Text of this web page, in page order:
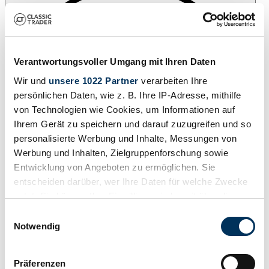
Verantwortungsvoller Umgang mit Ihren Daten
Wir und unsere 1022 Partner verarbeiten Ihre
persönlichen Daten, wie z. B. Ihre IP-Adresse, mithilfe
von Technologien wie Cookies, um Informationen auf
Ihrem Gerät zu speichern und darauf zuzugreifen und so
personalisierte Werbung und Inhalte, Messungen von
Werbung und Inhalten, Zielgruppenforschung sowie
Entwicklung von Angeboten zu ermöglichen. Sie
entscheiden darüber, wer Ihre Daten für welche Zwecke
nutzt. Sie können Ihre Einwilligung jederzeit über die
Trigger Symbol ändern oder widerrufen
Notwendig
Präferenzen